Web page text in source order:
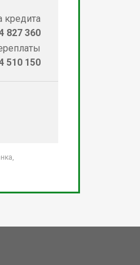
кредита
827 360
510 150